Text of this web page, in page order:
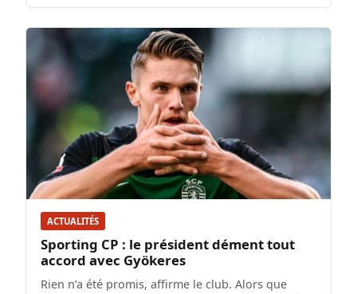
ACTUALITÉS
Sporting CP : le président dément tout
accord avec Gyökeres
Rien n’a été promis, affirme le club. Alors que